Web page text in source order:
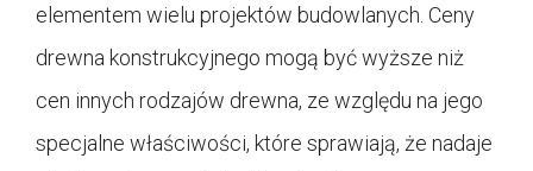
elementem wielu projektów budowlanych. Ceny
drewna konstrukcyjnego mogą być wyższe niż
cen innych rodzajów drewna, ze względu na jego
specjalne właściwości, które sprawiają, że nadaje